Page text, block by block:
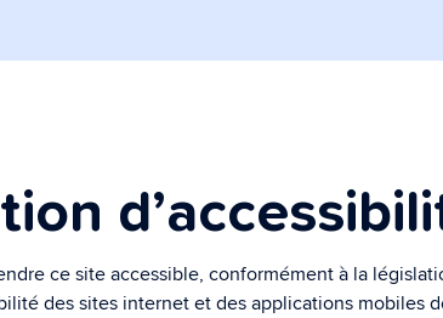
gardez le contrôle.
ce site accessible, conformément à la
des sites internet et des applications mobiles